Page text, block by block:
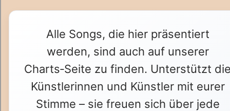
Alle Songs, die hier präsentiert
werden, sind auch auf unserer
Charts‑Seite zu finden. Unterstützt
Künstlerinnen und Künstler mit eurer
Stimme – sie freuen sich über jede